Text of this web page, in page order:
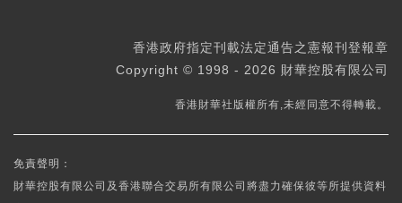
香港政府指定刊載法定通告之憲報刊登報章
Copyright © 1998 - 2026 財華控股有限公司
香港財華社版權所有,未經同意不得轉載。
免責聲明：
財華控股有限公司及香港聯合交易所有限公司將盡力確保彼等所提供資料